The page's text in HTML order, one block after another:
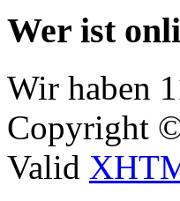
Wer ist
Wir haben
Copyright
Valid